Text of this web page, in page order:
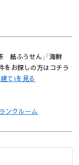
紙ふうせん」「海鮮
をお探しの方はコチラ
て)を見る
ンクルーム